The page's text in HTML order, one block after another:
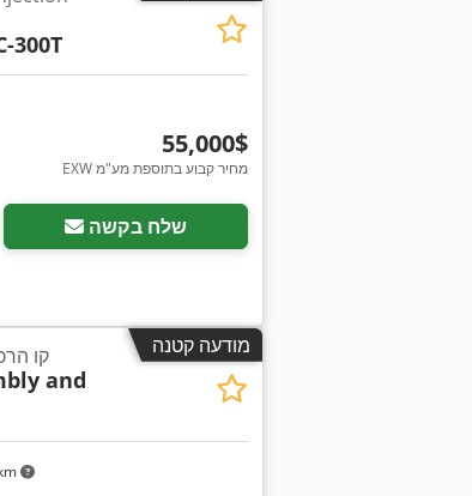
300T
‏55,000 ‏$
EXW מחיר קבוע בתוספת מע"מ
שלח בקשה
מודעה קטנה קו
and